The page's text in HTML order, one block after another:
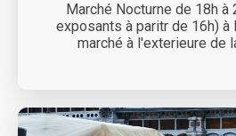
Marché Nocturne de 18h à
exposants à paritr de 16h) à
marché à l'exterieure de